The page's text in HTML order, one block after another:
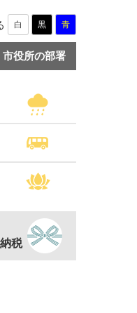
白 黒 青
市役所の部署
税